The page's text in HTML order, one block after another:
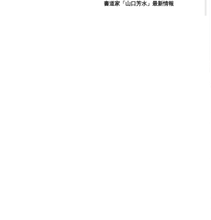
書道家「山口芳水」最新情報